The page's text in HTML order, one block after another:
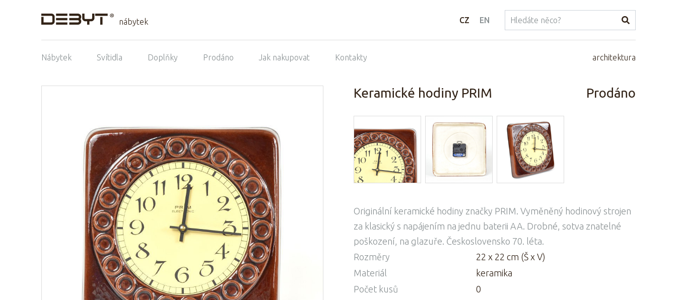
nábytek CZ EN
Nábytek Svítidla Doplňky Prodáno Jak nakupovat Kontakty architektura
Keramické hodiny PRIM Prodáno
Originální keramické hodiny značky PRIM. Vyměněný hodinový strojen
za klasický s napájením na jednu baterii AA. Drobné, sotva znatelné
poškození, na glazuře. Československo 70. léta.
Rozměry
22 x 22 cm (Š x V)
Materiál
keramika
Počet kusů
0